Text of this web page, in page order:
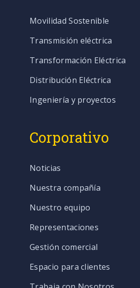
Movilidad Sostenible
Transmisión eléctrica
Transformación Eléctrica
Distribución Eléctrica
Ingeniería y proyectos
Corporativo
Noticias
Nuestra compañía
Nuestro equipo
Representaciones
Gestión comercial
Espacio para clientes